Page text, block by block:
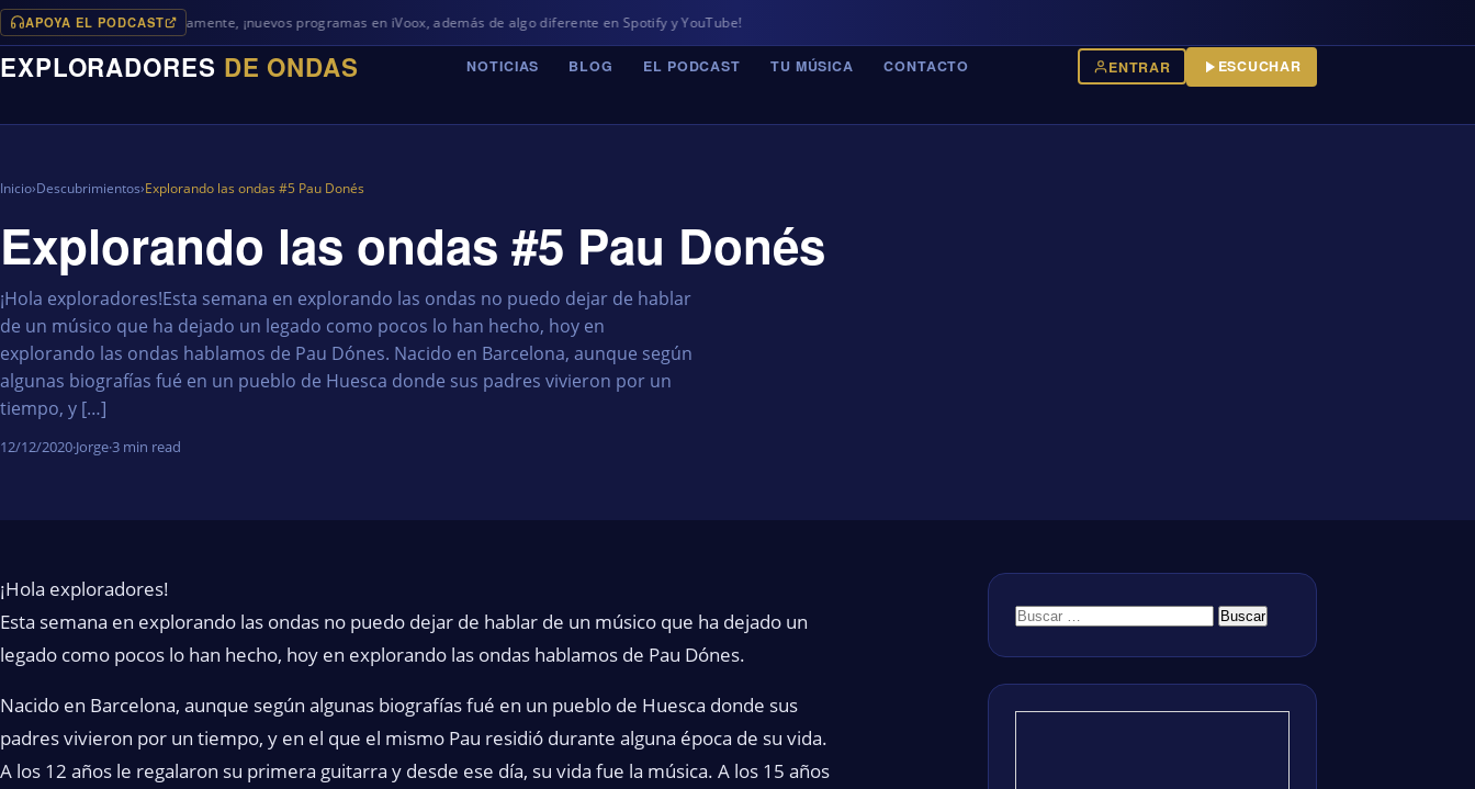
APOYA EL PODCAST
Próximamente, ¡nuevos programas en iVoox, además de algo diferente en Spotify y YouTube!
EXPLORADORES DE ONDAS NOTICIAS BLOG EL PODCAST TU MÚSICA CONTACTO ENTRAR ESCUCHAR
Inicio›Descubrimientos›Explorando las ondas #5 Pau Donés
Explorando las ondas #5 Pau Donés
¡Hola exploradores!Esta semana en explorando las ondas no puedo dejar de hablar
de un músico que ha dejado un legado como pocos lo han hecho, hoy en
explorando las ondas hablamos de Pau Dónes. Nacido en Barcelona, aunque según
algunas biografías fué en un pueblo de Huesca donde sus padres vivieron por un
tiempo, y […]
12/12/2020·Jorge·3 min read
¡Hola exploradores!
Esta semana en explorando las ondas no puedo dejar de hablar de un músico que ha dejado un
legado como pocos lo han hecho, hoy en explorando las ondas hablamos de Pau Dónes.
Nacido en Barcelona, aunque según algunas biografías fué en un pueblo de Huesca donde sus
padres vivieron por un tiempo, y en el que el mismo Pau residió durante alguna época de su vida.
A los 12 años le regalaron su primera guitarra y desde ese día, su vida fue la música. A los 15 años
Buscar: